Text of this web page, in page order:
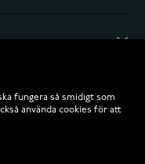
fungera så smidigt som
använda cookies för att